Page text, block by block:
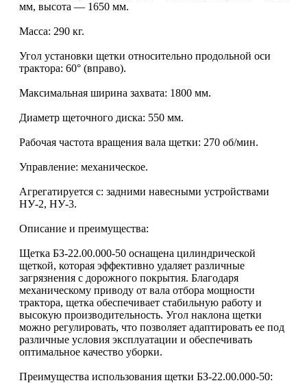
мм, высота — 1650 мм.​
Масса: 290 кг.​
Угол установки щетки относительно продольной оси
трактора: 60° (вправо).​
Максимальная ширина захвата: 1800 мм.​
Диаметр щеточного диска: 550 мм.​
Рабочая частота вращения вала щетки: 270 об/мин.​
Управление: механическое.​
Агрегатируется с: задними навесными устройствами
НУ-2, НУ-3.​
Описание и преимущества:
Щетка БЗ-22.00.000-50 оснащена цилиндрической
щеткой, которая эффективно удаляет различные
загрязнения с дорожного покрытия. Благодаря
механическому приводу от вала отбора мощности
трактора, щетка обеспечивает стабильную работу и
высокую производительность. Угол наклона щетки
можно регулировать, что позволяет адаптировать ее под
различные условия эксплуатации и обеспечивать
оптимальное качество уборки.​
Преимущества использования щетки БЗ-22.00.000-50: